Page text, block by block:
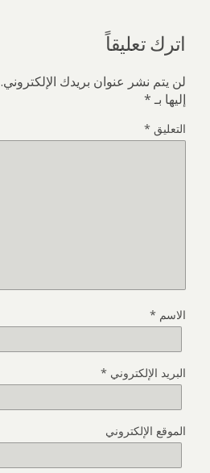
اترك تعليقاً
لن يتم نشر عنوان بريدك الإلكتروني.
إليها بـ*
التعليق *
الاسم *
البريد الإلكتروني *
الموقع الإلكتروني